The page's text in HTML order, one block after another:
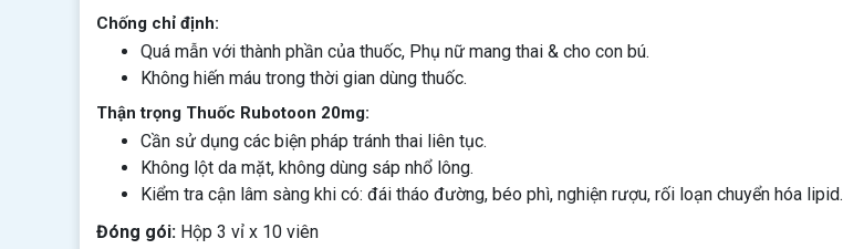
Chống chỉ định:
Quá mẫn với thành phần của thuốc, Phụ nữ mang thai & cho con bú.
Không hiến máu trong thời gian dùng thuốc.
Thận trọng Thuốc Rubotoon 20mg:
Cần sử dụng các biện pháp tránh thai liên tục.
Không lột da mặt, không dùng sáp nhổ lông.
Kiểm tra cận lâm sàng khi có: đái tháo đường, béo phì, nghiện rượu, rối loạn chuyển hóa lipid.
Đóng gói: Hộp 3 vỉ x 10 viên